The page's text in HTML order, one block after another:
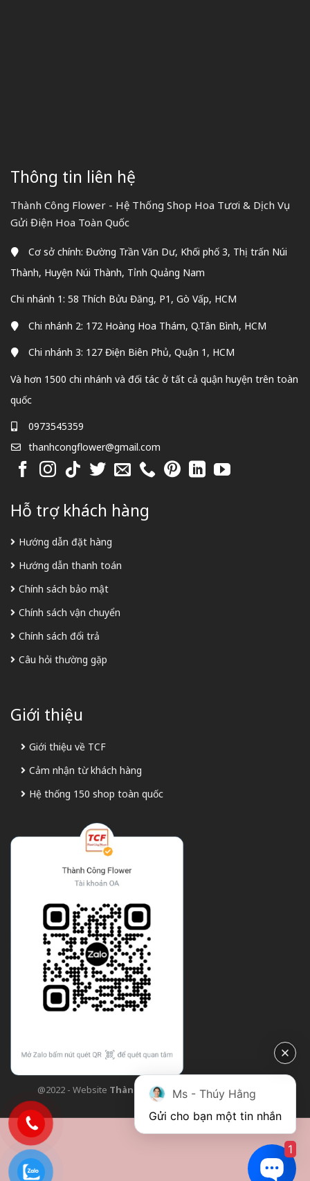
Thông tin liên hệ
Thành Công Flower - Hệ Thống Shop Hoa Tươi & Dịch Vụ
Gửi Điện Hoa Toàn Quốc
Cơ sở chính: Đường Trần Văn Dư, Khối phố 3, Thị trấn Núi
Thành, Huyện Núi Thành, Tỉnh Quảng Nam
Chi nhánh 1: 58 Thích Bửu Đăng, P1, Gò Vấp, HCM
Chi nhánh 2: 172 Hoàng Hoa Thám, Q.Tân Bình, HCM
Chi nhánh 3: 127 Điện Biên Phủ, Quận 1, HCM
Và hơn 1500 chi nhánh và đối tác ở tất cả quận huyện trên toàn
quốc
0973545359
thanhcongflower@gmail.com
Hỗ trợ khách hàng
Hướng dẫn đặt hàng
Hướng dẫn thanh toán
Chính sách bảo mật
Chính sách vận chuyển
Chính sách đổi trả
Câu hỏi thường gặp
Giới thiệu
Giới thiệu về TCF
Cảm nhận từ khách hàng
Hệ thống 150 shop toàn quốc
@2022 - Website Thành Công Flower| Design bởi
Ms - Thúy Hằng
Gửi cho bạn một tin nhắn
1